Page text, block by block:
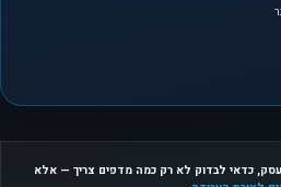
כדאי לבדוק לא רק כמה מדפים צריך — אלא